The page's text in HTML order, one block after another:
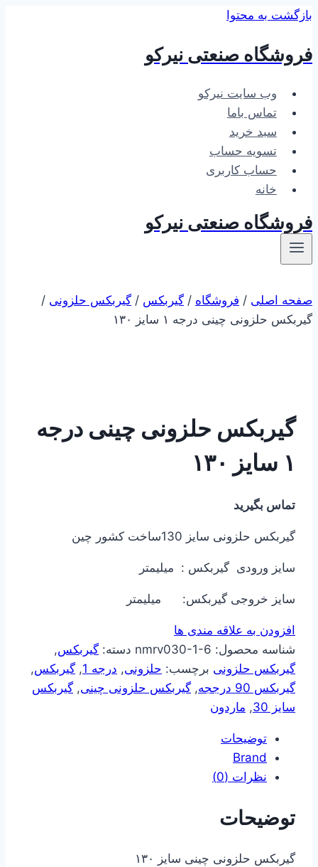
بازگشت به محتوا
فروشگاه صنعتی نیرکو
وب سایت نیرکو
تماس باما
سبد خرید
تسویه حساب
حساب کاربری
خانه
فروشگاه صنعتی نیرکو
صفحه اصلی / فروشگاه / گیربکس / گیربکس حلزونی /
گیربکس حلزونی چینی درجه ۱ سایز ۱۳۰
گیربکس حلزونی چینی درجه
۱ سایز ۱۳۰
تماس بگیرید
گیربکس حلزونی سایز 130ساخت کشور چین
سایز ورودی گیربکس : میلیمتر
سایز خروجی گیربکس: میلیمتر
افزودن به علاقه مندی ها
شناسه محصول: nmrv030-1-6 دسته: گیربکس,
گیربکس حلزونی برچسب: حلزونی, درجه 1 , گیربکس,
گیربکس 90 درججه
, گیربکس حلزونی چینی, گیربکس
سایز 30
, ماردون
توضیحات
Brand
نظرات (0)
توضیحات
گیربکس حلزونی چینی سایز ۱۳۰